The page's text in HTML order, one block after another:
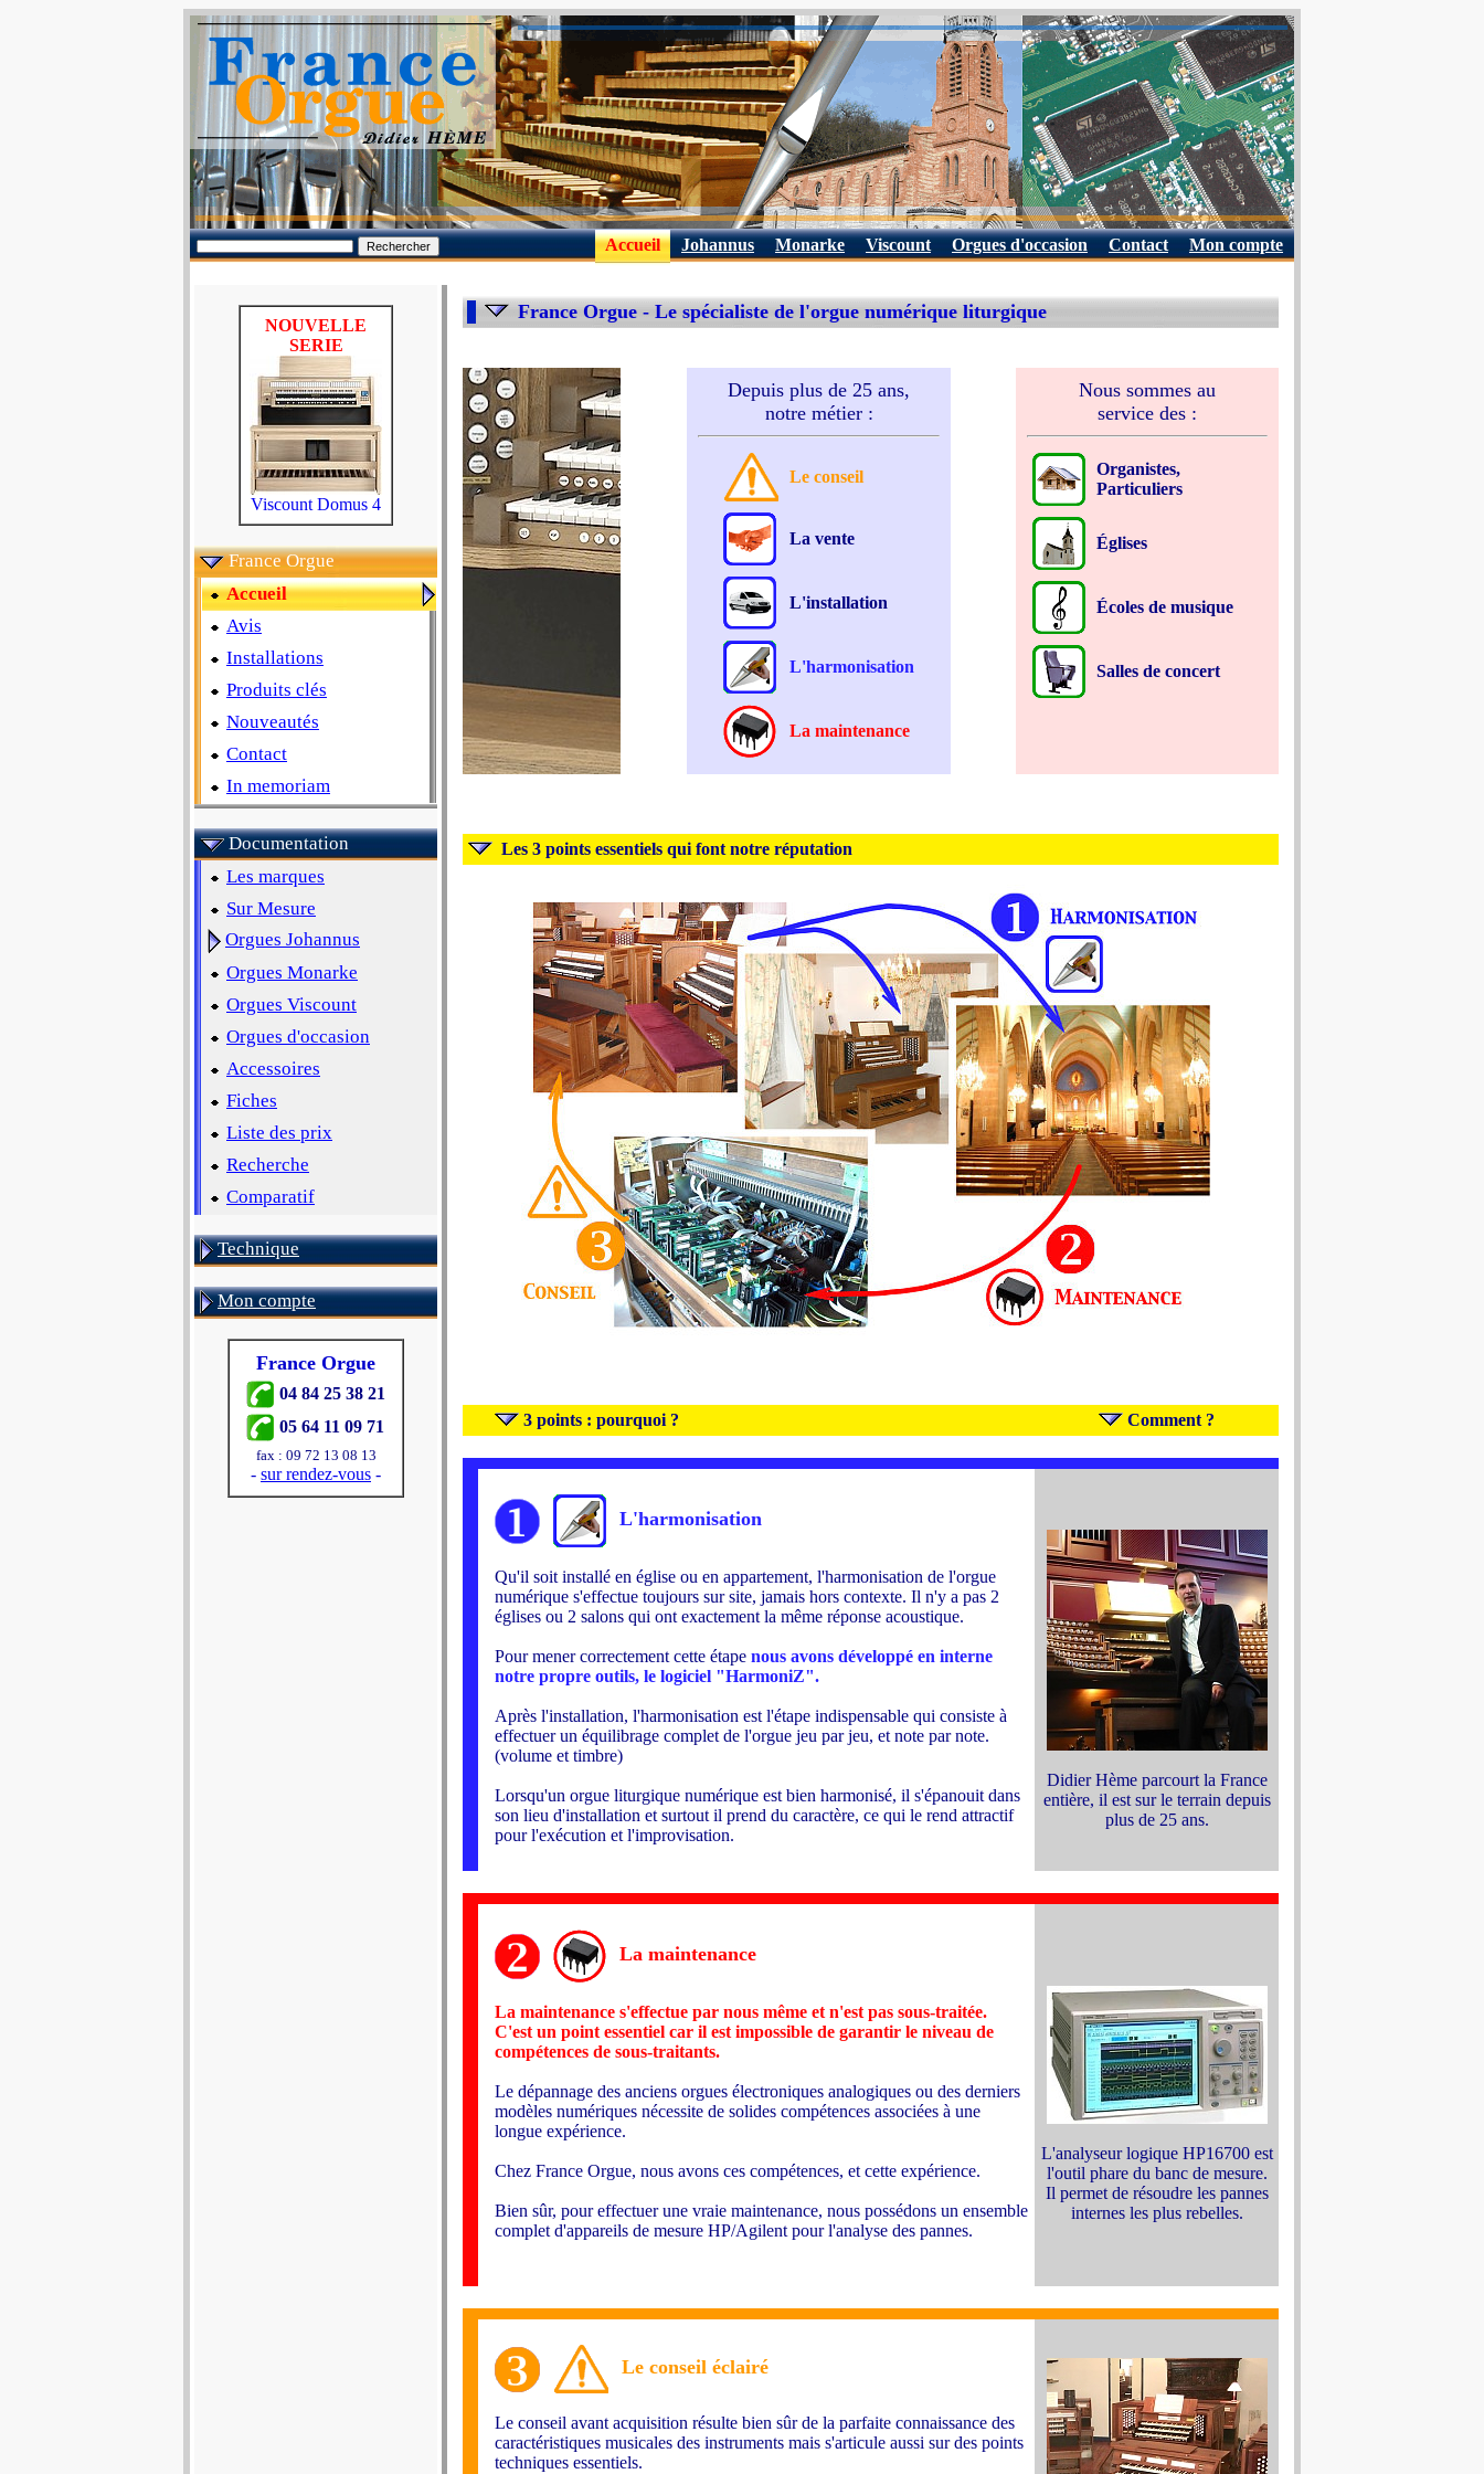
Accueil Johannus Monarke Viscount Orgues d'occasion Contact Mon compte
NOUVELLE
SERIE
Viscount Domus 4
France Orgue
Accueil
Avis
Installations
Produits clés
Nouveautés
Contact
In memoriam
Documentation
Les marques
Sur Mesure
Orgues Johannus
Orgues Monarke
Orgues Viscount
Orgues d'occasion
Accessoires
Fiches
Liste des prix
Recherche
Comparatif
Technique
Mon compte
France Orgue
04 84 25 38 21
05 64 11 09 71
fax : 09 72 13 08 13
- sur rendez-vous -
France Orgue - Le spécialiste de l'orgue numérique liturgique
Depuis plus de 25 ans,
notre métier :
Le conseil
La vente
L'installation
L'harmonisation
La maintenance
Nous sommes au
service des :
Organistes,
Particuliers
Églises
Écoles de musique
Salles de concert
Les 3 points essentiels qui font notre réputation
3 points : pourquoi ? Comment ?
L'harmonisation
Qu'il soit installé en église ou en appartement, l'harmonisation de l'orgue
numérique s'effectue toujours sur site, jamais hors contexte. Il n'y a pas 2
églises ou 2 salons qui ont exactement la même réponse acoustique.
Pour mener correctement cette étape nous avons développé en interne
notre propre outils, le logiciel "HarmoniZ".
Après l'installation, l'harmonisation est l'étape indispensable qui consiste à
effectuer un équilibrage complet de l'orgue jeu par jeu, et note par note.
(volume et timbre)
Lorsqu'un orgue liturgique numérique est bien harmonisé, il s'épanouit dans
son lieu d'installation et surtout il prend du caractère, ce qui le rend attractif
pour l'exécution et l'improvisation.
Didier Hème parcourt la France
entière, il est sur le terrain depuis
plus de 25 ans.
La maintenance
La maintenance s'effectue par nous même et n'est pas sous-traitée.
C'est un point essentiel car il est impossible de garantir le niveau de
compétences de sous-traitants.
Le dépannage des anciens orgues électroniques analogiques ou des derniers
modèles numériques nécessite de solides compétences associées à une
longue expérience.
Chez France Orgue, nous avons ces compétences, et cette expérience.
Bien sûr, pour effectuer une vraie maintenance, nous possédons un ensemble
complet d'appareils de mesure HP/Agilent pour l'analyse des pannes.
L'analyseur logique HP16700 est
l'outil phare du banc de mesure.
Il permet de résoudre les pannes
internes les plus rebelles.
Le conseil éclairé
Le conseil avant acquisition résulte bien sûr de la parfaite connaissance des
caractéristiques musicales des instruments mais s'articule aussi sur des points
techniques essentiels.